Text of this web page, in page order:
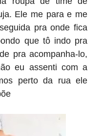
Ele me para e me
pra onde fica
que tô indo pra
pra acompanha-lo,
eu assenti com a
perto da rua ele